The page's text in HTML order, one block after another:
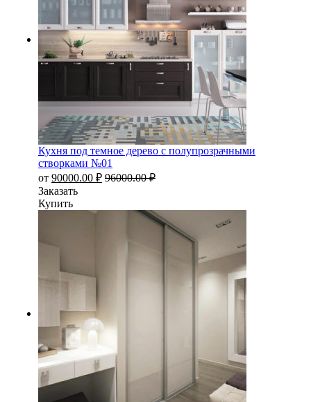
Кухня под темное дерево с полупрозрачными
створками №01
от 90000.00 ₽ 96000.00₽
Заказать
Купить